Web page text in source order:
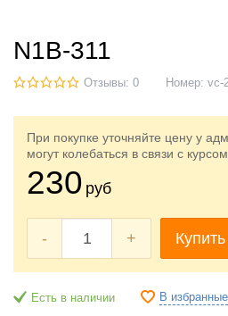
N1B-311
Отзывы: 0 Номер: vc-
При покупке уточняйте цену у
могут колебаться в связи с
230 руб
- + Купить
Есть в наличии В избранные